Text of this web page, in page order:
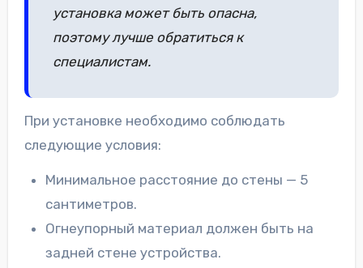
установка может быть опасна,
поэтому лучше обратиться к
специалистам.
При установке необходимо соблюдать
следующие условия:
Минимальное расстояние до стены — 5
сантиметров.
Огнеупорный материал должен быть на
задней стене устройства.